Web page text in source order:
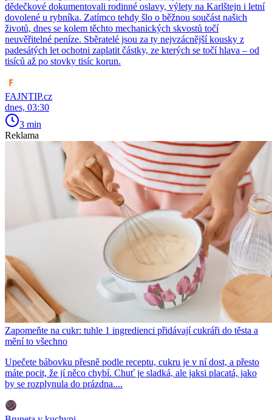
dědečkové dokumentovali rodinné oslavy, výlety na Karlštejn i letní
dovolené u rybníka. Zatímco tehdy šlo o běžnou součást našich
životů, dnes se kolem těchto mechanických skvostů točí
neuvěřitelné peníze. Sběratelé jsou za ty nejvzácnější kousky z
padesátých let ochotni zaplatit částky, ze kterých se točí hlava – od
tisíců až po stovky tisíc korun.
FAJNTIP.cz
dnes, 03:30
3 min
Reklama
Zapomeňte na cukr: tuhle 1 ingredienci přidávají cukráři do těsta a
mění to všechno
Upečete bábovku přesně podle receptu, cukru je v ní dost, a přesto
máte pocit, že jí něco chybí. Chuť je sladká, ale jaksi placatá, jako
by se rozplynula do prázdna....